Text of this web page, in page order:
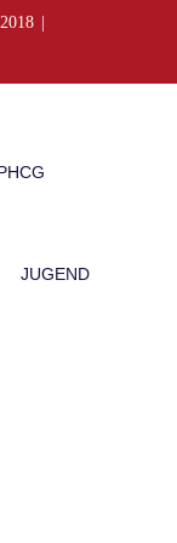
JUGEND